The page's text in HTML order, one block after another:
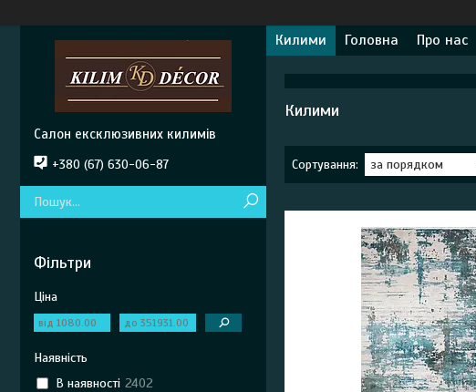
Килими Головна Про нас
Килими
Салон ексклюзивних килимів
+380 (67) 630-06-87
Фільтри
Ціна
Наявність
В наявності 2402